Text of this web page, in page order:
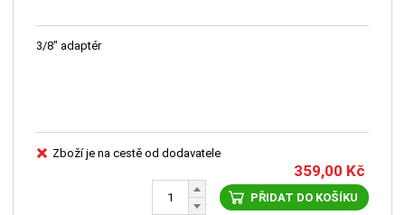
3/8" adaptér
Zboží je na cestě od dodavatele
359,00 Kč
PŘIDAT DO KOŠÍKU